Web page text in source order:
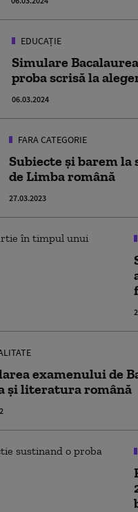
EDUCAȚIE
Simulare
proba scrisă la
06.03.2024
FARA CATEGORIE
Subiecte și barem la
de Limba română
27.03.2023
examenului de
şi literatura română